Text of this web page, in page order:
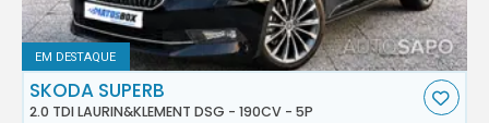
EM DESTAQUE
SKODA SUPERB
2.0 TDI LAURIN&KLEMENT DSG - 190CV - 5P